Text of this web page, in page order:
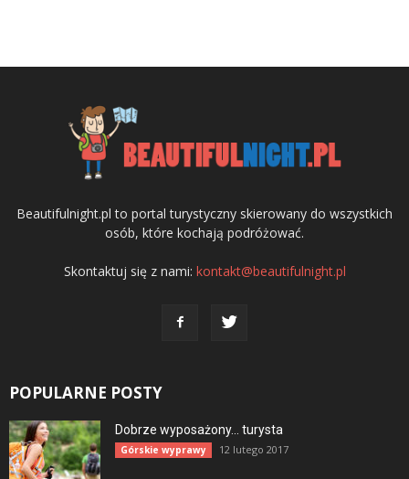
Beautifulnight.pl to portal turystyczny skierowany do wszystkich
osób, które kochają podróżować.
Skontaktuj się z nami: kontakt@beautifulnight.pl
POPULARNE POSTY
Dobrze wyposażony… turysta
Górskie wyprawy 12 lutego 2017